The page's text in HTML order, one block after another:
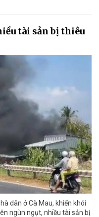
tài sản bị thiêu
dân ở Cà Mau, khiến khói
ngùn ngụt, nhiều tài sản bị